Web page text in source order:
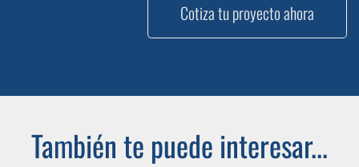
Cotiza tu proyecto ahora
También te puede interesar...